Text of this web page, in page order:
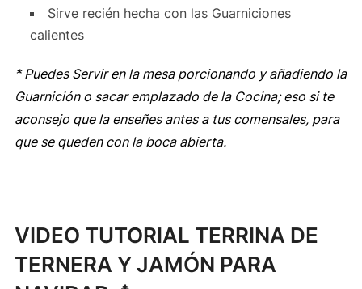
Sirve recién hecha con las Guarniciones
calientes
* Puedes Servir en la mesa porcionando y añadiendo la
Guarnición o sacar emplazado de la Cocina; eso si te
aconsejo que la enseñes antes a tus comensales, para
que se queden con la boca abierta.
VIDEO TUTORIAL TERRINA DE
TERNERA Y JAMÓN PARA